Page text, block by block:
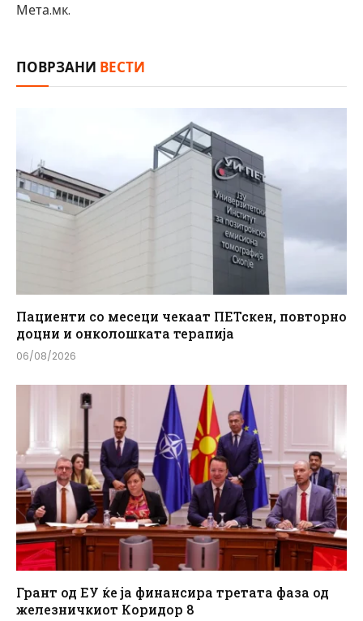
Мета.мк.
ПОВРЗАНИ ВЕСТИ
Пациенти со месеци чекаат ПЕТскен, повторно
доцни и онколошката терапија
06/08/2026
Грант од ЕУ ќе ја финансира третата фаза од
железничкиот Коридор 8